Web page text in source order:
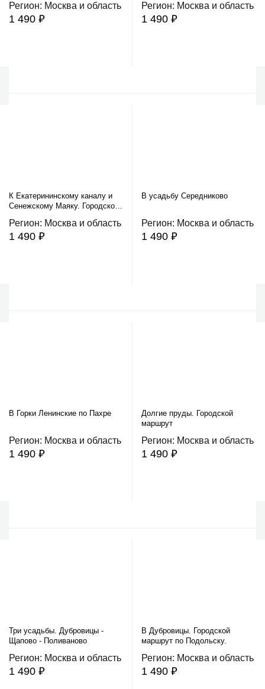
Регион: Москва и область
1 490 ₽
Регион: Москва и область
1 490 ₽
К Екатерининскому каналу и
Сенежскому Маяку. Городской
Регион: Москва и область
1 490 ₽
В усадьбу Середниково
Регион: Москва и область
1 490 ₽
В Горки Ленинские по Пахре
Регион: Москва и область
1 490 ₽
Долгие пруды. Городской
маршрут
Регион: Москва и область
1 490 ₽
Три усадьбы. Дубровицы -
Щапово - Поливаново
Регион: Москва и область
1 490 ₽
В Дубровицы. Городской
маршрут по Подольску.
Регион: Москва и область
1 490 ₽